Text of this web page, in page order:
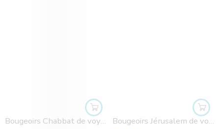
Bougeoirs Chabbat de voyage- Jérusalem - Email bleu Bougeoirs Jérusalem de voyage